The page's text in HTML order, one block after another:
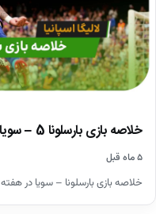
خلاصه بازی بارسلونا 5 – سویا 2 (لالیگا اسپانیا)
۵ ماه قبل
خلاصه بازی بارسلونا – سویا در هفته 28 رقابت های لالیگا اسپانیا فصل 2025/26